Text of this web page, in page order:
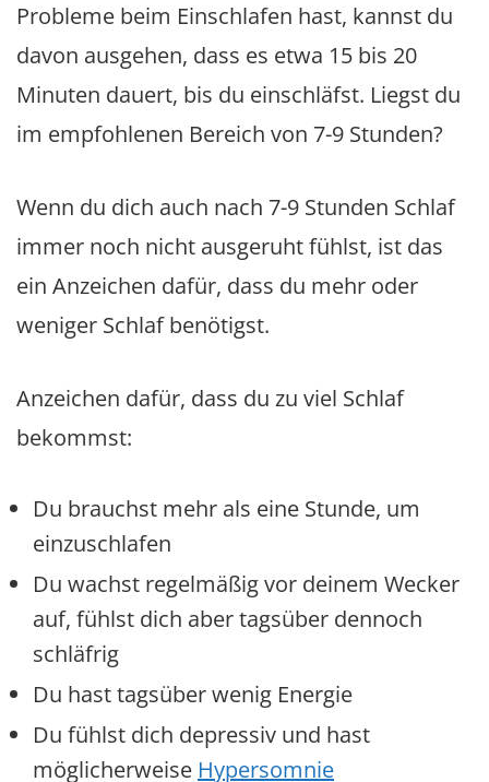
Probleme beim Einschlafen hast, kannst du
davon ausgehen, dass es etwa 15 bis 20
Minuten dauert, bis du einschläfst. Liegst du
im empfohlenen Bereich von 7-9 Stunden?
Wenn du dich auch nach 7-9 Stunden Schlaf
immer noch nicht ausgeruht fühlst, ist das
ein Anzeichen dafür, dass du mehr oder
weniger Schlaf benötigst.
Anzeichen dafür, dass du zu viel Schlaf
bekommst:
Du brauchst mehr als eine Stunde, um
einzuschlafen
Du wachst regelmäßig vor deinem Wecker
auf, fühlst dich aber tagsüber dennoch
schläfrig
Du hast tagsüber wenig Energie
Du fühlst dich depressiv und hast
möglicherweise Hypersomnie